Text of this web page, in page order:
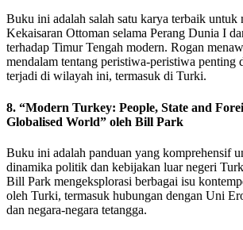
Buku ini adalah salah satu karya terbaik untuk
Kekaisaran Ottoman selama Perang Dunia I
terhadap Timur Tengah modern. Rogan
mendalam tentang peristiwa-peristiwa penting
terjadi di wilayah ini, termasuk di Turki.
8. “Modern Turkey: People, State and
Globalised World” oleh Bill Park
Buku ini adalah panduan yang komprehensif
dinamika politik dan kebijakan luar negeri
Bill Park mengeksplorasi berbagai isu
oleh Turki, termasuk hubungan dengan Uni
dan negara-negara tetangga.